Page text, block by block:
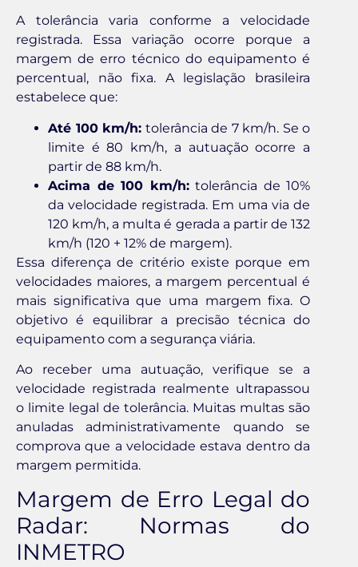
A tolerância varia conforme a velocidade
registrada. Essa variação ocorre porque a
margem de erro técnico do equipamento é
percentual, não fixa. A legislação brasileira
estabelece que:
Até 100 km/h: tolerância de 7 km/h. Se o
limite é 80 km/h, a autuação ocorre a
partir de 88 km/h.
Acima de 100 km/h:tolerância de 10%
da velocidade registrada. Em uma via de
120 km/h, a multa é gerada a partir de 132
km/h (120 + 12% de margem).
Essa diferença de critério existe porque em
velocidades maiores, a margem percentual é
mais significativa que uma margem fixa. O
objetivo é equilibrar a precisão técnica do
equipamento com a segurança viária.
Ao receber uma autuação, verifique se a
velocidade registrada realmente ultrapassou
o limite legal de tolerância. Muitas multas são
anuladas administrativamente quando se
comprova que a velocidade estava dentro da
margem permitida.
Margem de Erro Legal do
Radar: Normas do
INMETRO